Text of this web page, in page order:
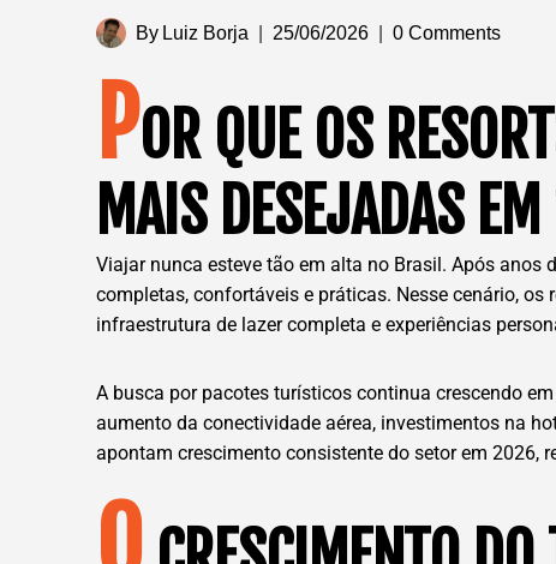
By Luiz Borja 25/06/2026 0 Comments
POR QUE OS
MAIS DESEJADAS
Viajar nunca esteve tão em alta no Brasil. Após
completas, confortáveis e práticas. Nesse cenário,
infraestrutura de lazer completa e experiências
A busca por pacotes turísticos continua crescendo
aumento da conectividade aérea, investimentos na
apontam crescimento consistente do setor em 2026,